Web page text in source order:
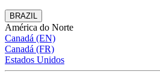
BRAZIL
América do Norte
Canadá (EN)
Canadá (FR)
Estados Unidos